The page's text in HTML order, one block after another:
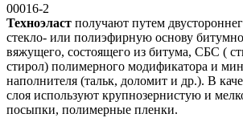
00016-2
Техноэласт получают путем
стекло- или полиэфирную основу
вяжущего, состоящего из битума, СБС (
стирол) полимерного модификатора и
наполнителя (тальк, доломит и др.). В
слоя используют крупнозернистую и
посыпки, полимерные пленки.